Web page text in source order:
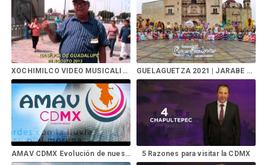
XOCHIMILCO VIDEO MUSICALIZADO GUELAGUETZA 2021 | JARABE DEL VALLE, CHINAS OAXAQUEÑAS DE GENOVEVA MEDINA
AMAV CDMX Evolución de nuestro logotipo 5 Razones para visitar la CDMX